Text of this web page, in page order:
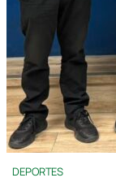
DEPORTES